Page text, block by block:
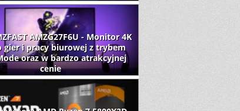
AMZG27F6U - Monitor 4K
gier i pracy biurowej z trybem
oraz w bardzo atrakcyjnej
cenie